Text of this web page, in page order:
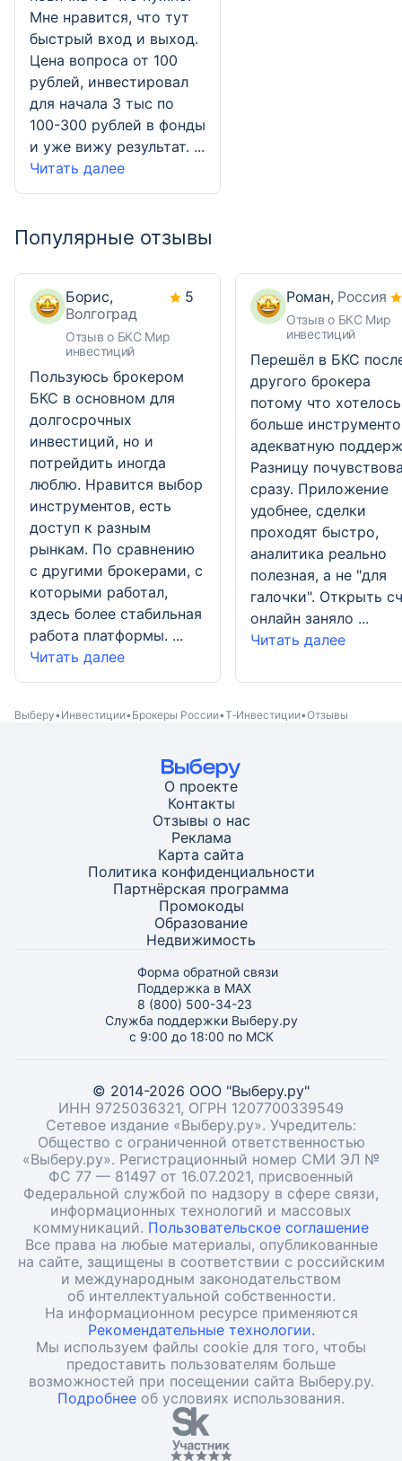
Мне нравится, что тут
быстрый вход и выход.
Цена вопроса от 100
рублей, инвестировал
для начала 3 тыс по
100-300 рублей в фонды
и уже вижу результат. ...
Читать далее
Популярные отзывы
Борис,
Волгоград
Отзыв о БКС Мир
инвестиций
5
Пользуюсь брокером
БКС в основном для
долгосрочных
инвестиций, но и
потрейдить иногда
люблю. Нравится выбор
инструментов, есть
доступ к разным
рынкам. По сравнению
с другими брокерами, с
которыми работал,
здесь более стабильная
работа платформы. ...
Читать далее
Роман, Россия
Отзыв о БКС Мир
инвестиций
Перешёл в БКС
другого брокера
потому что хотелось
больше
адекватную
Разницу
сразу. Приложение
удобнее, сделки
проходят быстро,
аналитика реально
полезная, а не "для
галочки". Открыть
онлайн заняло ...
Читать далее
Выберу Инвестиции Брокеры России Т‑Инвестиции Отзывы
О проекте
Контакты
Отзывы о нас
Реклама
Карта сайта
Политика конфиденциальности
Партнёрская программа
Промокоды
Образование
Недвижимость
Форма обратной связи
Поддержка в MAX
8 (800) 500-34-23
Служба поддержки Выберу.ру
с 9:00 до 18:00 по МСК
© 2014-2026 ООО "Выберу.ру"
ИНН 9725036321, ОГРН 1207700339549
Сетевое издание «Выберу.ру». Учредитель:
Общество с ограниченной ответственностью
«Выберу.ру». Регистрационный номер СМИ ЭЛ №
ФС 77 — 81497 от 16.07.2021, присвоенный
Федеральной службой по надзору в сфере связи,
информационных технологий и массовых
коммуникаций. Пользовательское соглашение
Все права на любые материалы, опубликованные
на сайте, защищены в соответствии с российским
и международным законодательством
об интеллектуальной собственности.
На информационном ресурсе применяются
Рекомендательные технологии.
Мы используем файлы cookie для того, чтобы
предоставить пользователям больше
возможностей при посещении сайта Выберу.ру.
Подробнее об условиях использования.